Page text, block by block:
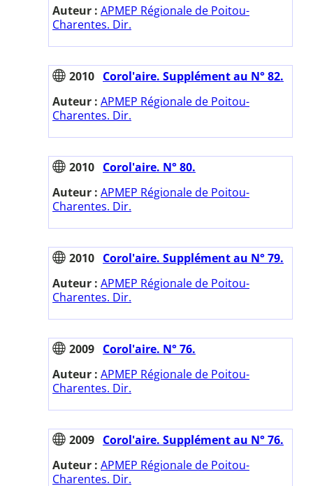
Auteur : APMEP Régionale de Poitou-
Charentes. Dir.
2010 Corol'aire. Supplément au N° 82.
Auteur : APMEP Régionale de Poitou-
Charentes. Dir.
2010 Corol'aire. N° 80.
Auteur : APMEP Régionale de Poitou-
Charentes. Dir.
2010 Corol'aire. Supplément au N° 79.
Auteur : APMEP Régionale de Poitou-
Charentes. Dir.
2009 Corol'aire. N° 76.
Auteur : APMEP Régionale de Poitou-
Charentes. Dir.
2009 Corol'aire. Supplément au N° 76.
Auteur : APMEP Régionale de Poitou-
Charentes. Dir.